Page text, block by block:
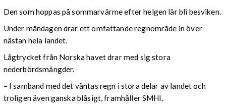
Den som hoppas på sommarvärme efter helgen lär bli besviken.
Under måndagen drar ett omfattande regnområde in över
nästan hela landet.
Lågtrycket från Norska havet drar med sig stora
nederbördsmängder.
– I samband med det väntas regn i stora delar av landet och
troligen även ganska blåsigt, framhåller SMHI.